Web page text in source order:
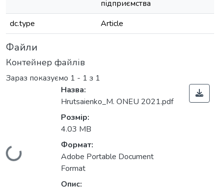
підприємства
dc.type
Article
Файли
Контейнер файлів
Зараз показуємо 1 - 1 з 1
Вантажиться...
Назва:
Hrutsaienko_M. ONEU 2021.pdf
Розмір:
4.03 MB
Формат:
Adobe Portable Document
Format
Опис: